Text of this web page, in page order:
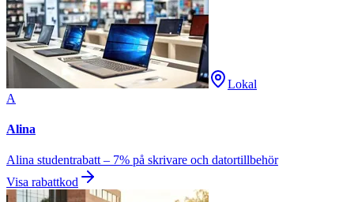
Lokal
A
Alina
Alina studentrabatt – 7% på skrivare och datortillbehör
Visa rabattkod